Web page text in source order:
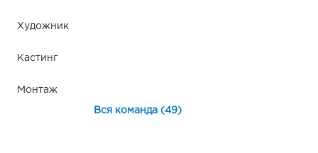
Художник
Кастинг
Монтаж
Вся команда (49)